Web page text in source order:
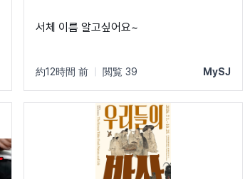
서체 이름 알고싶어요~
約12時間 前 閲覧 39 MySJ